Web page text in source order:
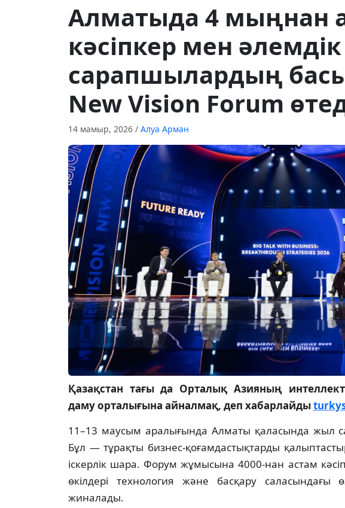
Алматыда 4 мыңнан
кәсіпкер мен
сарапшылардың
New Vision Forum
14 мамыр, 2026 / Алуа Арман
Қазақстан тағы да Орталық Азияның
даму орталығына айналмақ, деп хабарлайды
11–13 маусым аралығында Алматы қаласында жыл
Бұл — тұрақты бизнес-қоғамдастықтарды
іскерлік шара. Форум жұмысына 4000-нан астам
өкілдері технология және басқару саласындағы
жиналады.